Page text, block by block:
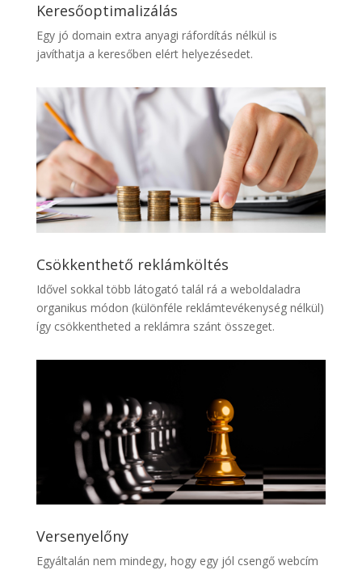
Keresőoptimalizálás
Egy jó domain extra anyagi ráfordítás nélkül is
javíthatja a keresőben elért helyezésedet.
Csökkenthető reklámköltés
Idővel sokkal több látogató talál rá a weboldaladra
organikus módon (különféle reklámtevékenység nélkül)
így csökkentheted a reklámra szánt összeget.
Versenyelőny
Egyáltalán nem mindegy, hogy egy jól csengő webcím